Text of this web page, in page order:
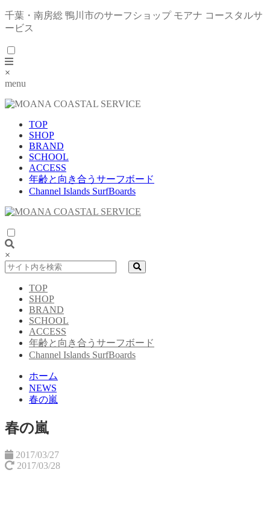
千葉・南房総 鴨川市のサーフショップ モアナ コースタルサ
ービス
×
menu
TOP
SHOP
BRAND
SCHOOL
ACCESS
年齢と向き合うサーフボード
Channel Islands SurfBoards
×
TOP
SHOP
BRAND
SCHOOL
ACCESS
年齢と向き合うサーフボード
Channel Islands SurfBoards
ホーム
NEWS
春の嵐
春の嵐
2017/03/27
2017/03/28